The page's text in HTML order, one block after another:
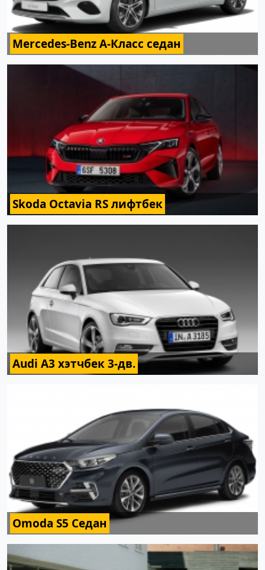
Mercedes-Benz A-Класс седан
Skoda Octavia RS лифтбек
Audi A3 хэтчбек 3-дв.
Omoda S5 Седан